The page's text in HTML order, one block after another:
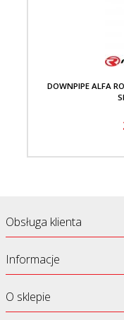
DOWNPIPE ALFA
Obsługa klienta
Informacje
O sklepie